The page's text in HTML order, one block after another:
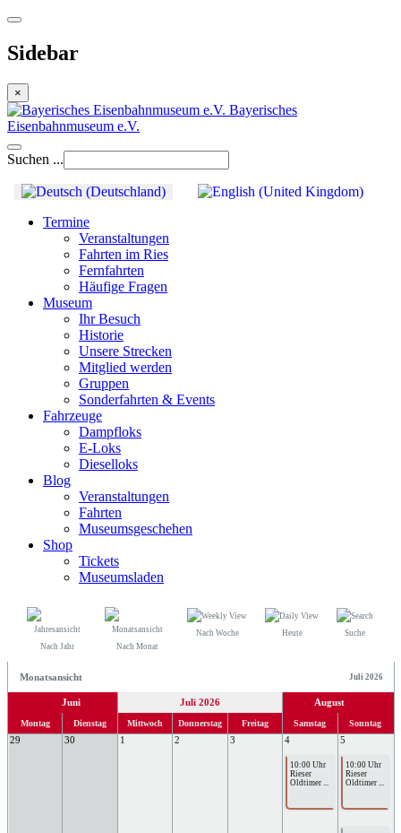
Sidebar
×
Bayerisches
Eisenbahnmuseum e.V.
Suchen ...
Termine
Veranstaltungen
Fahrten im Ries
Fernfahrten
Häufige Fragen
Museum
Ihr Besuch
Historie
Unsere Strecken
Mitglied werden
Gruppen
Sonderfahrten & Events
Fahrzeuge
Dampfloks
E-Loks
Dieselloks
Blog
Veranstaltungen
Fahrten
Museumsgeschehen
Shop
Tickets
Museumsladen
Nach Jahr Nach Monat
Nach Woche Heute Suche
Monatsansicht Juli 2026
Juni Juli 2026 August
Montag Dienstag Mittwoch Donnerstag Freitag Samstag Sonntag
29 30 1 2 3 4 5
10:00 Uhr
Rieser
Oldtimer ...
10:00 Uhr
Rieser
Oldtimer ...